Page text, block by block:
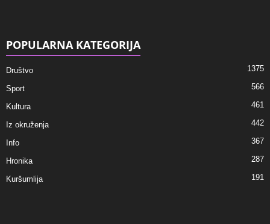
POPULARNA KATEGORIJA
Društvo 1375
Sport 566
Kultura 461
Iz okruženja 442
Info 367
Hronika 287
Kuršumlija 191